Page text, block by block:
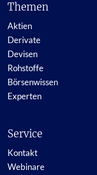
Themen
Aktien
Derivate
Devisen
Rohstoffe
Börsenwissen
Experten
Service
Kontakt
Webinare